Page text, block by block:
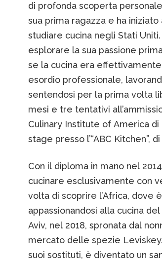
di profonda scoperta
sua prima ragazza e ha
studiare cucina negli Stati
esplorare la sua passione
se la cucina era
esordio professionale,
sentendosi per la prima volta
mesi e tre tentativi
Culinary Institute of America
stage presso l’“ABC Kitchen”,
Con il diploma in mano nel
cucinare esclusivamente con
volta di scoprire l’Africa, dove
appassionandosi alla cucina
Aviv, nel 2018, spronata dal
mercato delle spezie
suoi sostituti, è diventato un